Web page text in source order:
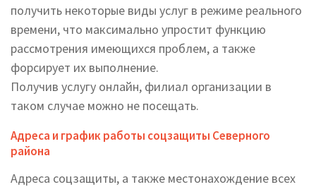
получить некоторые виды услуг в режиме реального
времени, что максимально упростит функцию
рассмотрения имеющихся проблем, а также
форсирует их выполнение.
Получив услугу онлайн, филиал организации в
таком случае можно не посещать.
Адреса и график работы соцзащиты Северного
района
Адреса соцзащиты, а также местонахождение всех